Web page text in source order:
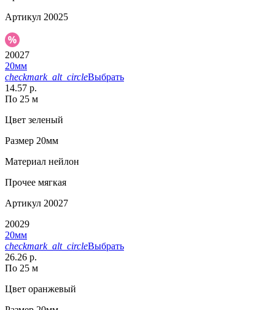
Артикул 20025
20027
20мм
checkmark_alt_circleВыбрать
14.57 р.
По 25 м
Цвет зеленый
Размер 20мм
Материал нейлон
Прочее мягкая
Артикул 20027
20029
20мм
checkmark_alt_circleВыбрать
26.26 р.
По 25 м
Цвет оранжевый